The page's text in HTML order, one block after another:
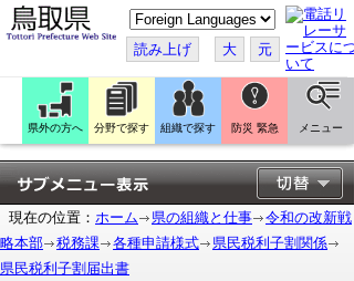
こ
の
ペ
ー
ジ
翻
訳
す
る
読み上げ 大 元
県外の方へ 分野で探す 組織で探す 防災 緊急 メニュー
現在の位置： ホーム 県の組織と仕事
令和の改新戦
略本部
税務課 各種申請様式
県民税利子割関係
県民税利子割届出書